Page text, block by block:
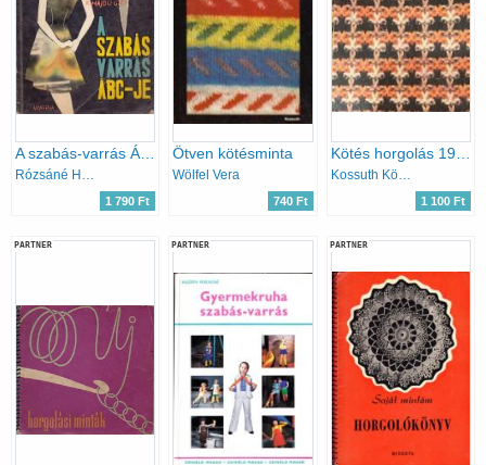
Rózsáné Hajdu Gizi
1 790 Ft
Ötven kötésminta
Wölfel Vera
740 Ft
Kötés horgolás 1978
Kossuth Könyvkiadó
1 100 Ft
PARTNER PARTNER PARTNER